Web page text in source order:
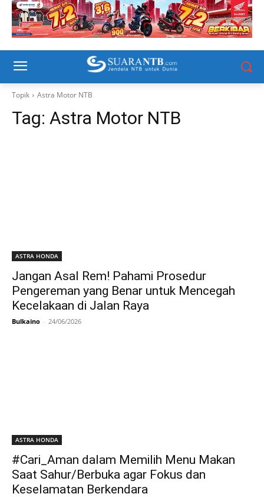
Topik Astra Motor NTB
Tag: Astra Motor NTB
ASTRA HONDA
Jangan Asal Rem! Pahami Prosedur
Pengereman yang Benar untuk Mencegah
Kecelakaan di Jalan Raya
Bulkaino - 24/06/2026
ASTRA HONDA
#Cari_Aman dalam Memilih Menu Makan
Saat Sahur/Berbuka agar Fokus dan
Keselamatan Berkendara